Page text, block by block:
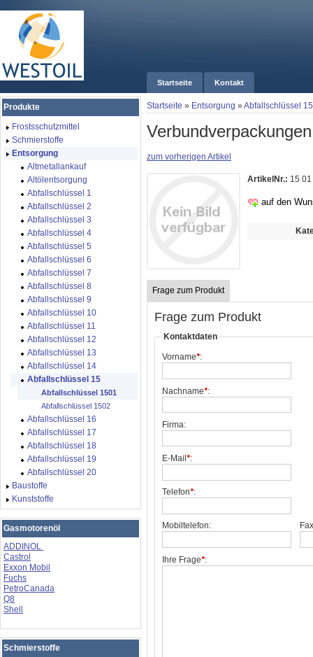
Startseite Kontakt
Startseite » Entsorgung »Abfallschlüssel 15
Verbundverpackungen
zum vorherigen Artikel
ArtikelNr.: 15
auf den
Frage zum Produkt
Frage zum Produkt
Kontaktdaten
Vorname*:
Nachname*:
Firma:
E-Mail *:
Telefon*:
Mobiltelefon:
Ihre Frage*:
Produkte
Frostsschutzmittel
Schmierstoffe
Entsorgung
Altmetallankauf
Altölentsorgung
Abfallschlüssel 1
Abfallschlüssel 2
Abfallschlüssel 3
Abfallschlüssel 4
Abfallschlüssel 5
Abfallschlüssel 6
Abfallschlüssel 7
Abfallschlüssel 8
Abfallschlüssel 9
Abfallschlüssel 10
Abfallschlüssel 11
Abfallschlüssel 12
Abfallschlüssel 13
Abfallschlüssel 14
Abfallschlüssel 15
Abfallschlüssel 1501
Abfallschlüssel 1502
Abfallschlüssel 16
Abfallschlüssel 17
Abfallschlüssel 18
Abfallschlüssel 19
Abfallschlüssel 20
Baustoffe
Kunststoffe
Gasmotorenöl
ADDINOL
Castrol
Exxon Mobil
Fuchs
PetroCanada
Q8
Shell
Schmierstoffe